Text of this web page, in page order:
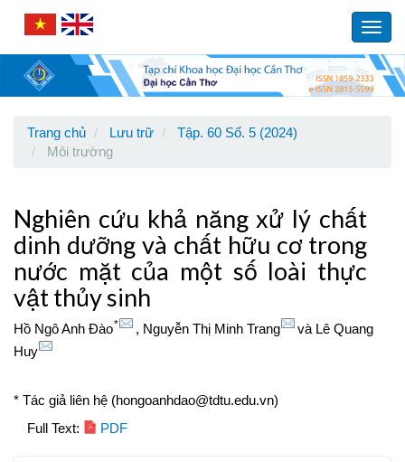
Navigation
Content
Sidebar
Trang chủ Lưu trữ
Tập. 60 Số. 5 (2024)
Môi trường
Nghiên cứu khả năng xử lý chất
dinh dưỡng và chất hữu cơ trong
nước mặt của một số loài thực
vật thủy sinh
Hồ Ngô Anh Đào* , Nguyễn Thị Minh Trang và Lê Quang
Huy
* Tác giả liên hệ (hongoanhdao@tdtu.edu.vn)
Article
Full Text: PDF